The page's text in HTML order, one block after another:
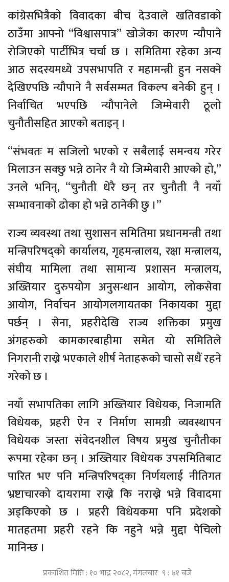
कांग्रेसभित्रैको विवादका बीच देउवाले खतिवडाको
ठाउँमा आफ्नो “विश्वासपात्र” खोजेका कारण न्यौपाने
रोजिएको पार्टीभित्र चर्चा छ । समितिमा रहेका अन्य
आठ सदस्यमध्ये उपसभापति र महामन्त्री हुन नसक्ने
देखिएपछि न्यौपाने नै सर्वसम्मत विकल्प बनेकी हुन् ।
निर्वाचित भएपछि न्यौपानेले जिम्मेवारी ठूलो
चुनौतीसहित आएको बताइन् ।
“संभवतः म सजिलो भएको र सबैलाई समन्वय गरेर
मिलाउन सक्छु भन्ने ठानेर नै यो जिम्मेवारी आएको हो,”
उनले भनिन्, “चुनौती धेरै छन् तर चुनौती नै नयाँ
सम्भावनाको ढोका हो भन्ने ठानेकी छु ।”
राज्य व्यवस्था तथा सुशासन समितिमा प्रधानमन्त्री तथा
मन्त्रिपरिषद्को कार्यालय, गृहमन्त्रालय, रक्षा मन्त्रालय,
संघीय मामिला तथा सामान्य प्रशासन मन्त्रालय,
अख्तियार दुरुपयोग अनुसन्धान आयोग, लोकसेवा
आयोग, निर्वाचन आयोगलगायतका निकायका मुद्दा
पर्छन् । सेना, प्रहरीदेखि राज्य शक्तिका प्रमुख
अंगहरुको कामकारबाहीमा समेत यो समितिले
निगरानी राख्ने भएकाले शीर्ष नेताहरूको चासो सधैं रहने
गरेको छ ।
नयाँ सभापतिका लागि अख्तियार विधेयक, निजामति
विधेयक, प्रहरी ऐन र निर्माण सामग्री व्यवस्थापन
विधेयक जस्ता संवेदनशील विषय प्रमुख चुनौतीका
रूपमा रहेका छन् । अख्तियार विधेयक उपसमितिबाट
पारित भए पनि मन्त्रिपरिषद्का निर्णयलाई नीतिगत
भ्रष्टाचारको दायरामा राख्ने कि नराख्ने भन्ने विवादमा
अड्किएको छ । प्रहरी विधेयकमा पनि प्रदेशको
मातहतमा प्रहरी रहने कि नहुने भन्ने मुद्दा पेचिलो
मानिन्छ ।
प्रकाशित मिति : १० भाद्र २०८२, मंगलबार ९ : ४१ बजे